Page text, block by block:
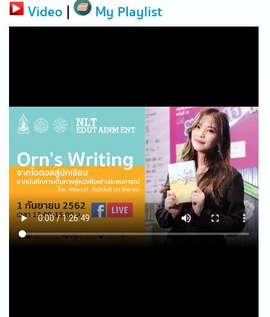
Video | My Playlist